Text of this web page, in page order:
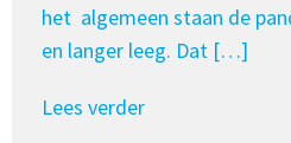
het algemeen staan de
en langer leeg. Dat […]
Lees verder